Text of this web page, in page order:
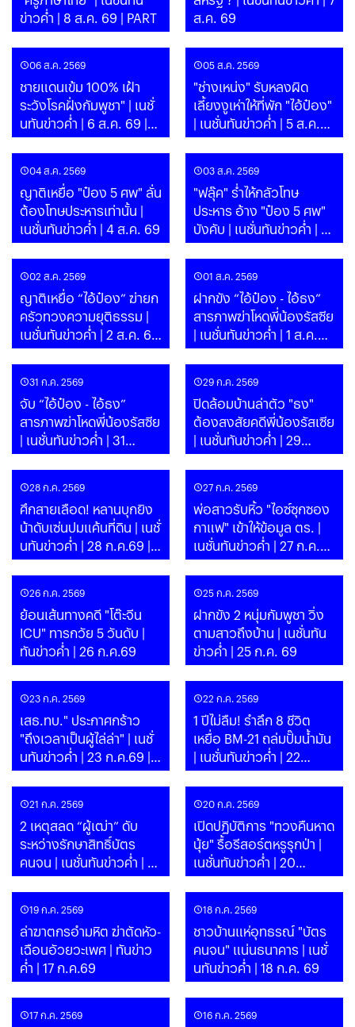
ข่าวค่ำ | 8 ส.ค. 69 | PART
ส.ค. 69
06 ส.ค. 2569
ชายแดนเข้ม 100% เฝ้า
ระวังโรคฝั่งกัมพูชา" | เนชั่
นทันข่าวค่ำ | 6 ส.ค. 69 |
PART
05 ส.ค. 2569
"ช่างเหน่ง" รับหลงผิด
เลี้ยงงูเห่าให้ที่พัก "ไอ้ป๋อง"
| เนชั่นทันข่าวค่ำ | 5 ส.ค.
69 | PART
04 ส.ค. 2569
ญาติเหยื่อ "ป๋อง 5 ศพ" ลั่น
ต้องโทษประหารเท่านั้น |
เนชั่นทันข่าวค่ำ | 4 ส.ค. 69
03 ส.ค. 2569
"ฟลุ๊ค" ร่ำไห้กลัวโทษ
ประหาร อ้าง "ป๋อง 5 ศพ"
บังคับ | เนชั่นทันข่าวค่ำ | 3
ส.ค. 69
02 ส.ค. 2569
ญาติเหยื่อ “ไอ้ป๋อง” ฆ่ายก
ครัวทวงความยุติธรรม |
เนชั่นทันข่าวค่ำ | 2 ส.ค. 69
| PART
01 ส.ค. 2569
ฝากขัง “ไอ้ป๋อง - ไอ้ธง”
สารภาพฆ่าโหดพี่น้องรัสซีย
| เนชั่นทันข่าวค่ำ | 1 ส.ค.
69 | PART
31 ก.ค. 2569
จับ “ไอ้ป๋อง - ไอ้ธง”
สารภาพฆ่าโหดพี่น้องรัสซีย
| เนชั่นทันข่าวค่ำ | 31
ก.ค.69 | PART
29 ก.ค. 2569
ปิดล้อมบ้านล่าตัว "ธง"
ต้องสงสัยคดีพี่น้องรัสเซีย
| เนชั่นทันข่าวค่ำ | 29
ก.ค.69 | PART
28 ก.ค. 2569
ศึกสายเลือด! หลานบุกยิง
น้าดับเซ่นปมแค้นที่ดิน | เนชั่
นทันข่าวค่ำ | 28 ก.ค.69 |
PART
27 ก.ค. 2569
พ่อสาวรับหิ้ว "ไอซ์ซุกซอง
กาแฟ" เข้าให้ข้อมูล ตร. |
เนชั่นทันข่าวค่ำ | 27 ก.ค.69
| PART
26 ก.ค. 2569
ย้อนเส้นทางคดี "โต๊ะจีน
ICU" ทารกวัย 5 วันดับ |
ทันข่าวค่ำ | 26 ก.ค.69
25 ก.ค. 2569
ฝากขัง 2 หนุ่มกัมพูชา วิ่ง
ตามสาวถึงบ้าน | เนชั่นทัน
ข่าวค่ำ | 25 ก.ค. 69
23 ก.ค. 2569
เสธ.ทบ." ประกาศกร้าว
"ถึงเวลาเป็นผู้ไล่ล่า" | เนชั่
นทันข่าวค่ำ | 23 ก.ค.69 |
PART
22 ก.ค. 2569
1 ปีไม่ลืม! รำลึก 8 ชีวิต
เหยื่อ BM-21 ถล่มปั๊มน้ำมัน
| เนชั่นทันข่าวค่ำ | 22
ก.ค.69 | PART
21 ก.ค. 2569
2 เหตุสลด “ผู้เฒ่า” ดับ
ระหว่างรักษาสิทธิ์บัตร
คนจน | เนชั่นทันข่าวค่ำ | 21
ก.ค.69 | PART
20 ก.ค. 2569
เปิดปฏิบัติการ "ทวงคืนหาด
นุ้ย" รื้อรีสอร์ตหรูรุกป่า |
เนชั่นทันข่าวค่ำ | 20
ก.ค.69 | PART
19 ก.ค. 2569
ล่าฆาตกรอำมหิต ฆ่าตัดหัว-
เฉือนอัวยวะเพศ | ทันข่าว
ค่ำ | 17 ก.ค.69
18 ก.ค. 2569
ชาวบ้านแห่อุทธรณ์ "บัตร
คนจน" แน่นธนาคาร | เนชั่
นทันข่าวค่ำ | 18 ก.ค. 69
17 ก.ค. 2569 16 ก.ค. 2569